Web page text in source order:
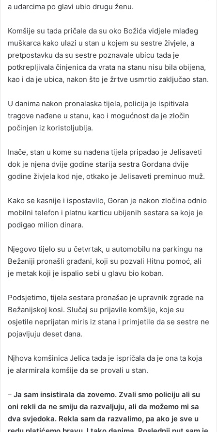
a udarcima po glavi ubio drugu ženu.
Komšije su tada pričale da su oko Božića vidjele mlađeg
muškarca kako ulazi u stan u kojem su sestre živjele, a
pretpostavku da su sestre poznavale ubicu tada je
potkrepljivala činjenica da vrata na stanu nisu bila obijena,
kao i da je ubica, nakon što je žrtve usmrtio zaključao stan.
U danima nakon pronalaska tijela, policija je ispitivala
tragove nađene u stanu, kao i mogućnost da je zločin
počinjen iz koristoljublja.
Inače, stan u kome su nađena tijela pripadao je Jelisaveti
dok je njena dvije godine starija sestra Gordana dvije
godine živjela kod nje, otkako je Jelisaveti preminuo muž.
Kako se kasnije i ispostavilo, Goran je nakon zločina odnio
mobilni telefon i platnu karticu ubijenih sestara sa koje je
podigao milion dinara.
Njegovo tijelo su u četvrtak, u automobilu na parkingu na
Bežaniji pronašli građani, koji su pozvali Hitnu pomoć, ali
je metak koji je ispalio sebi u glavu bio koban.
Podsjetimo, tijela sestara pronašao je upravnik zgrade na
Bežanijskoj kosi. Slučaj su prijavile komšije, koje su
osjetile neprijatan miris iz stana i primjetile da se sestre ne
pojavljuju deset dana.
Njhova komšinica Jelica tada je ispričala da je ona ta koja
je alarmirala komšije da se provali u stan.
– Ja sam insistirala da zovemo. Zvali smo policiju ali su
oni rekli da ne smiju da razvaljuju, ali da možemo mi sa
dva svjedoka. Rekla sam da razvalimo, pa ako je sve u